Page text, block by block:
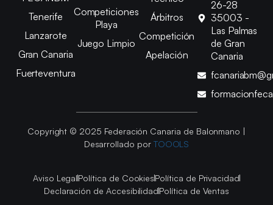
Tenerife
Lanzarote
Gran Canaria
Fuerteventura
Competiciones
Playa
Juego Limpio
Árbitros
Competición
Apelación
26-28
35003 -
Las Palmas
de Gran
Canaria
Copyright © 2025 Federación Canaria de Balonmano |
Desarrollado por TOOOLS
Aviso LegalPolítica de CookiesPolítica de Privacidad
Declaración de AccesibilidadPolítica de Ventas